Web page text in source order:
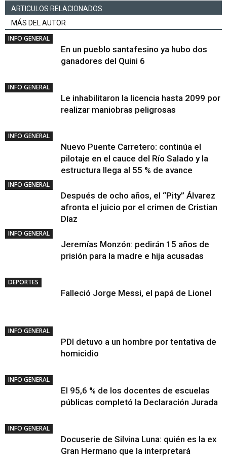
ARTICULOS RELACIONADOS
MÁS DEL AUTOR
INFO GENERAL
En un pueblo santafesino ya hubo dos
ganadores del Quini 6
INFO GENERAL
Le inhabilitaron la licencia hasta 2099 por
realizar maniobras peligrosas
INFO GENERAL
Nuevo Puente Carretero: continúa el
pilotaje en el cauce del Río Salado y la
estructura llega al 55 % de avance
INFO GENERAL
Después de ocho años, el “Pity” Álvarez
afronta el juicio por el crimen de Cristian
Díaz
INFO GENERAL
Jeremías Monzón: pedirán 15 años de
prisión para la madre e hija acusadas
DEPORTES
Falleció Jorge Messi, el papá de Lionel
INFO GENERAL
PDI detuvo a un hombre por tentativa de
homicidio
INFO GENERAL
El 95,6 % de los docentes de escuelas
públicas completó la Declaración Jurada
INFO GENERAL
Docuserie de Silvina Luna: quién es la ex
Gran Hermano que la interpretará